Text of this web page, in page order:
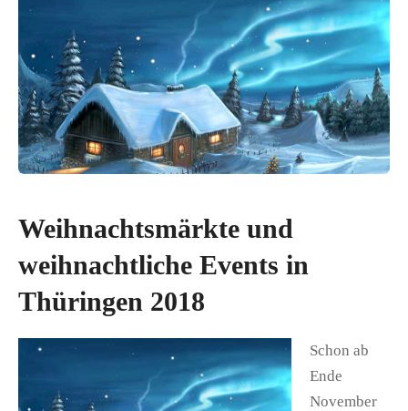
Weihnachtsmärkte und
weihnachtliche Events in
Thüringen 2018
Schon ab
Ende
November